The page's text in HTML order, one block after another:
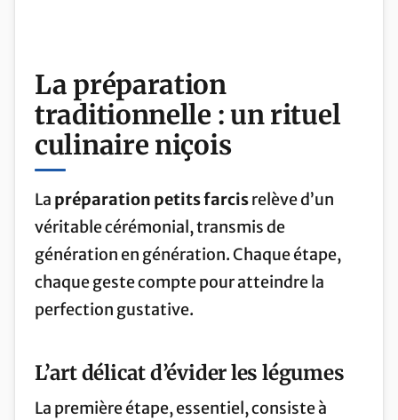
La préparation
traditionnelle : un rituel
culinaire niçois
La préparation petits farcisrelève d’un
véritable cérémonial, transmis de
génération en génération. Chaque étape,
chaque geste compte pour atteindre la
perfection gustative.
L’art délicat d’évider les légumes
La première étape, essentiel, consiste à